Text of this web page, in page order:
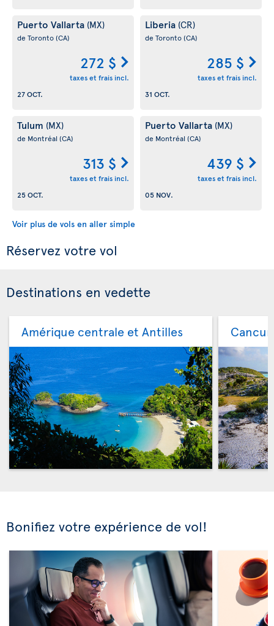
Puerto Vallarta (MX)
de Toronto(CA)
272 $
taxes et frais incl.
27 OCT.
Liberia (CR)
de Toronto(CA)
285 $
taxes et frais incl.
31 OCT.
Tulum (MX)
de Montréal (CA)
313 $
taxes et frais incl.
25 OCT.
Puerto Vallarta (MX)
de Montréal (CA)
439 $
taxes et frais incl.
05 NOV.
Voir plus de vols en aller simple
Réservez votre vol
Destinations en vedette
Amérique centrale et Antilles Cancun
Bonifiez votre expérience de vol!